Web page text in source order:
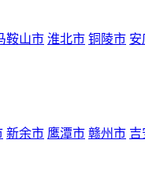
鞍山市 淮北市 铜陵市 安
新余市 鹰潭市 赣州市 吉